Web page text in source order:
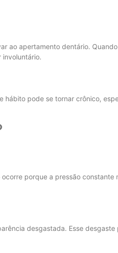
ao apertamento dentário.
involuntário.
hábito pode se tornar crônico,
porque a pressão constante
desgastada. Esse desgaste